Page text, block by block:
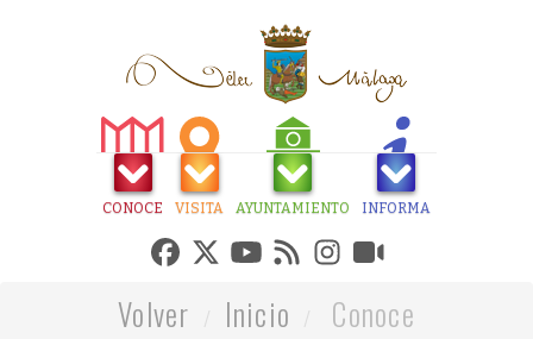
CONOCE VISITA AYUNTAMIENTO INFORMA
Volver Inicio
Conoce